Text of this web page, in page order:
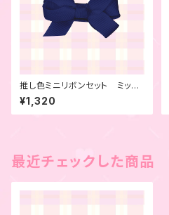
推し色ミニリボンセット ミッド
ナイトブルー 6本セット
¥1,320
最近チェックした商品